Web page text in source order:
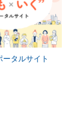
ータルサイト